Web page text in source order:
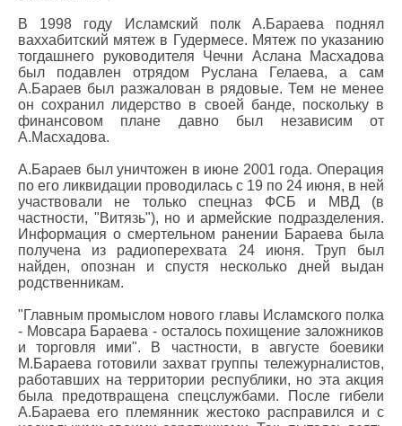
В 1998 году Исламский полк А.Бараева поднял
ваххабитский мятеж в Гудермесе. Мятеж по указанию
тогдашнего руководителя Чечни Аслана Масхадова
был подавлен отрядом Руслана Гелаева, а сам
А.Бараев был разжалован в рядовые. Тем не менее
он сохранил лидерство в своей банде, поскольку в
финансовом плане давно был независим от
А.Масхадова.
А.Бараев был уничтожен в июне 2001 года. Операция
по его ликвидации проводилась с 19 по 24 июня, в ней
участвовали не только спецназ ФСБ и МВД (в
частности, "Витязь"), но и армейские подразделения.
Информация о смертельном ранении Бараева была
получена из радиоперехвата 24 июня. Труп был
найден, опознан и спустя несколько дней выдан
родственникам.
"Главным промыслом нового главы Исламского полка
- Мовсара Бараева - осталось похищение заложников
и торговля ими". В частности, в августе боевики
М.Бараева готовили захват группы тележурналистов,
работавших на территории республики, но эта акция
была предотвращена спецслужбами. После гибели
А.Бараева его племянник жестоко расправился и с